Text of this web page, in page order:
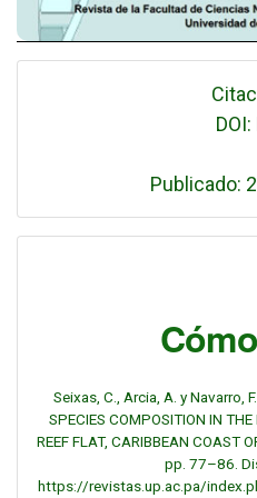
DOI:
Publicado:
Seixas, C., Arcia, A. y Navarro,
SPECIES COMPOSITION IN
REEF FLAT, CARIBBEAN COAST
pp. 77–86.
https://revistas.up.ac.pa/